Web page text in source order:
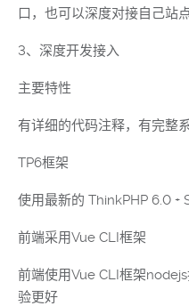
口，也可以深度对接自己站
3、深度开发接入
主要特性
有详细的代码注释，有完整
TP6框架
使用最新的 ThinkPHP 6.0 +
前端采用Vue CLI框架
前端使用Vue CLI框架
验更好